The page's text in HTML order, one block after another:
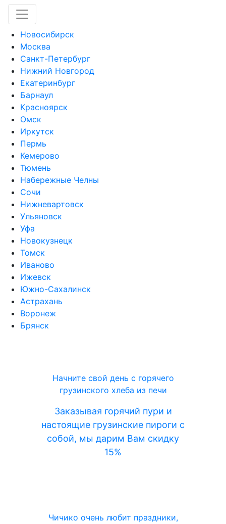
Новосибирск
Москва
Санкт-Петербург
Нижний Новгород
Екатеринбург
Барнаул
Красноярск
Омск
Иркутск
Пермь
Кемерово
Тюмень
Набережные Челны
Сочи
Нижневартовск
Ульяновск
Уфа
Новокузнецк
Томск
Иваново
Ижевск
Южно-Сахалинск
Астрахань
Воронеж
Брянск
Начните свой день с горячего
грузинского хлеба из печи
Заказывая горячий пури и
настоящие грузинские пироги с
собой, мы дарим Вам скидку
15%
Чичико очень любит праздники,